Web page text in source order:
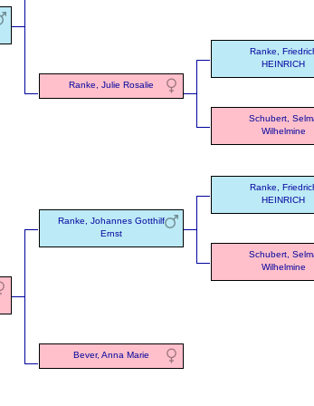
Ranke, Julie Rosalie
Ranke,
HEINRICH
Schubert,
Wilhelmine
Ranke, Johannes Gotthilf
Ernst
Ranke,
HEINRICH
Schubert,
Wilhelmine
Bever, Anna Marie